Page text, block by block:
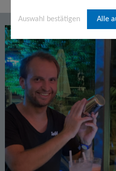
Auswahl bestätigen Alle